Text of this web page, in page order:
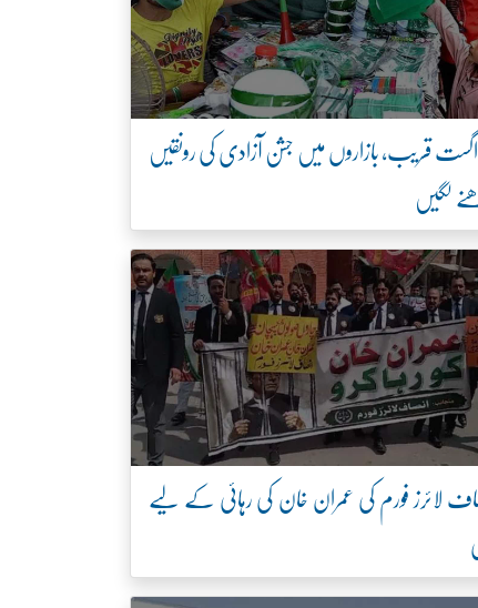
اگست قریب، بازاروں میں جشن آزادی کی رونقیں
لگیں
لائرز فورم کی عمران خان کی رہائی کے لیے